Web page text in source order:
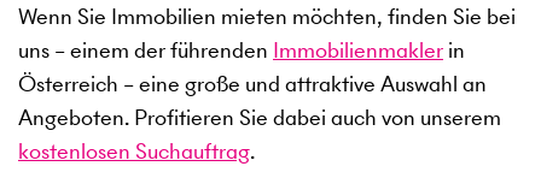
Wenn Sie Immobilien mieten möchten, finden Sie bei
uns – einem der führenden Immobilienmakler in
Österreich – eine große und attraktive Auswahl an
Angeboten. Profitieren Sie dabei auch von unserem
kostenlosen Suchauftrag.